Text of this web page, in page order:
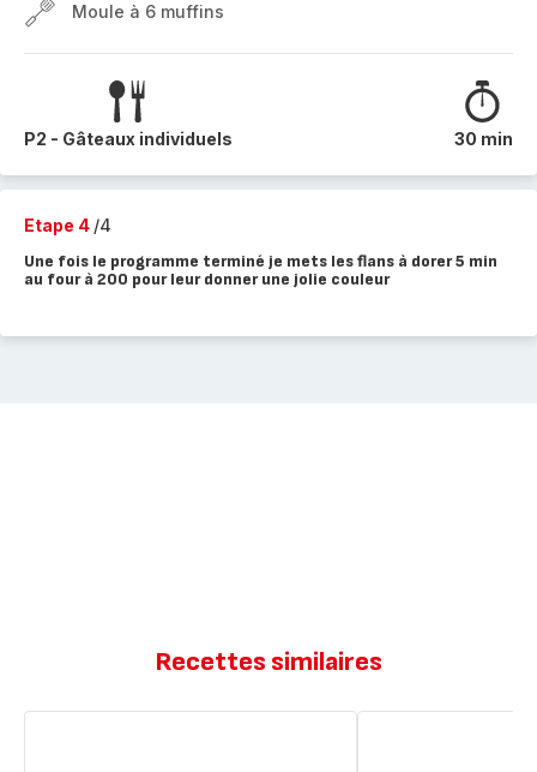
Moule à 6 muffins
P2 - Gâteaux individuels 30 min
Etape 4 /4
Une fois le programme terminé je mets les flans à dorer 5 min
au four à 200 pour leur donner une jolie couleur
Recettes similaires